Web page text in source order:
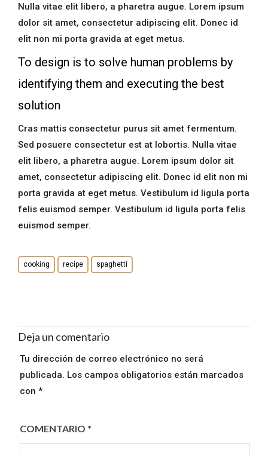
Nulla vitae elit libero, a pharetra augue. Lorem ipsum
dolor sit amet, consectetur adipiscing elit. Donec id
elit non mi porta gravida at eget metus.
To design is to solve human problems by
identifying them and executing the best
solution
Cras mattis consectetur purus sit amet fermentum.
Sed posuere consectetur est at lobortis. Nulla vitae
elit libero, a pharetra augue. Lorem ipsum dolor sit
amet, consectetur adipiscing elit. Donec id elit non mi
porta gravida at eget metus. Vestibulum id ligula porta
felis euismod semper. Vestibulum id ligula porta felis
euismod semper.
cooking recipe spaghetti
Deja un comentario
Tu dirección de correo electrónico no será
publicada. Los campos obligatorios están marcados
con *
COMENTARIO *